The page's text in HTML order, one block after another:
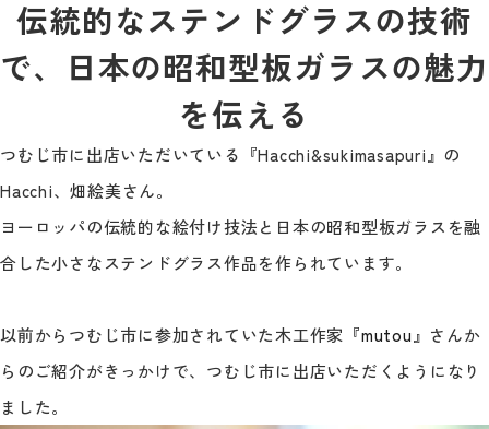
伝統的なステンドグラスの技術
で、日本の昭和型板ガラスの魅力
を伝える
つむじ市に出店いただいている『Hacchi&sukimasapuri』の
Hacchi、畑絵美さん。
ヨーロッパの伝統的な絵付け技法と日本の昭和型板ガラスを融
合した小さなステンドグラス作品を作られています。
以前からつむじ市に参加されていた木工作家『mutou』さんか
らのご紹介がきっかけで、つむじ市に出店いただくようになり
ました。